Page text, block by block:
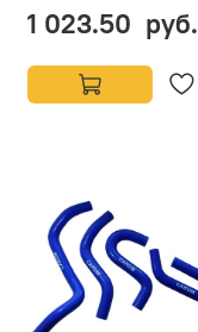
1 023.50 руб.